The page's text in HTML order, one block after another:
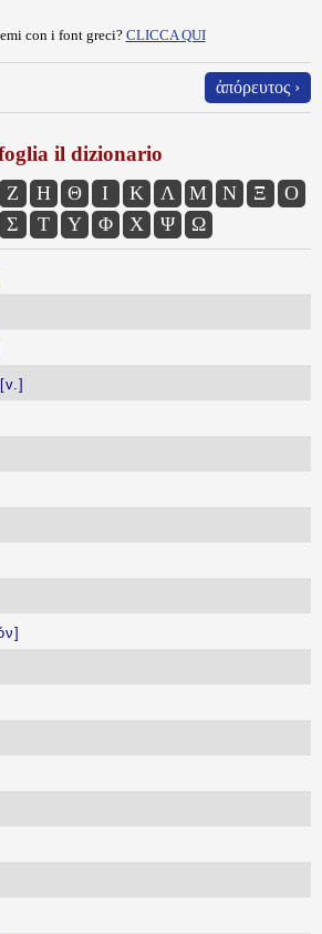
con i font greci? CLICCA QUI
ἀπόρευτος ›
il dizionario
Ζ Η Θ Ι Κ Λ Μ Ν Ξ
Ο
Σ Τ Υ Φ Χ Ψ Ω
[v.]